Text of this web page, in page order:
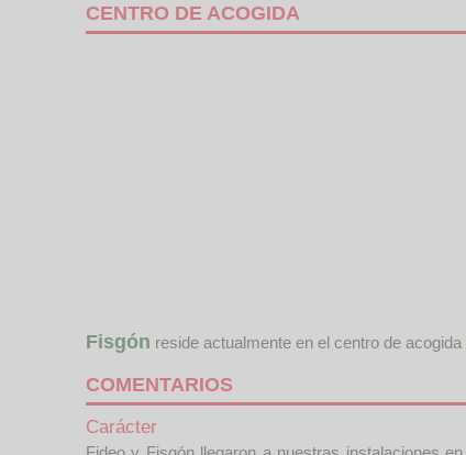
CENTRO DE ACOGIDA
Fisgón reside actualmente en el centro de acogida
COMENTARIOS
Carácter